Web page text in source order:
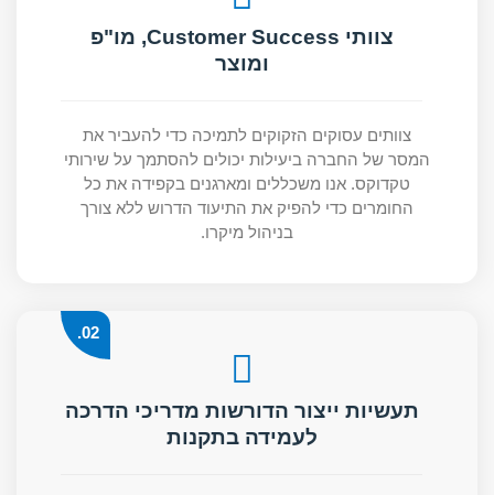
צוותי Customer Success, מו"פ
ומוצר
צוותים עסוקים הזקוקים לתמיכה כדי להעביר את
המסר של החברה ביעילות יכולים להסתמך על שירותי
טקדוקס. אנו משכללים ומארגנים בקפידה את כל
החומרים כדי להפיק את התיעוד הדרוש ללא צורך
בניהול מיקרו.
02.
תעשיות ייצור הדורשות מדריכי הדרכה
לעמידה בתקנות